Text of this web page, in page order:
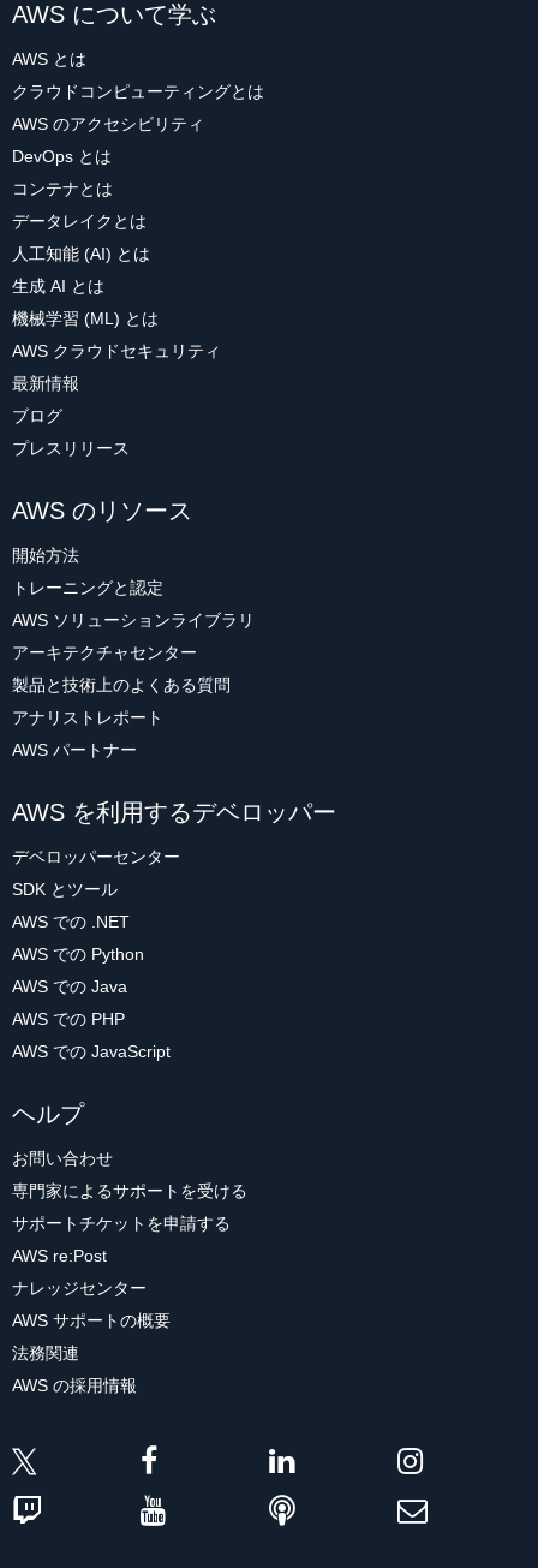
AWS について学ぶ
AWS とは
クラウドコンピューティングとは
AWS のアクセシビリティ
DevOps とは
コンテナとは
データレイクとは
人工知能 (AI) とは
生成 AI とは
機械学習 (ML) とは
AWS クラウドセキュリティ
最新情報
ブログ
プレスリリース
AWS のリソース
開始方法
トレーニングと認定
AWS ソリューションライブラリ
アーキテクチャセンター
製品と技術上のよくある質問
アナリストレポート
AWS パートナー
AWS を利用するデベロッパー
デベロッパーセンター
SDK とツール
AWS での .NET
AWS での Python
AWS での Java
AWS での PHP
AWS での JavaScript
ヘルプ
お問い合わせ
専門家によるサポートを受ける
サポートチケットを申請する
AWS re:Post
ナレッジセンター
AWS サポートの概要
法務関連
AWS の採用情報